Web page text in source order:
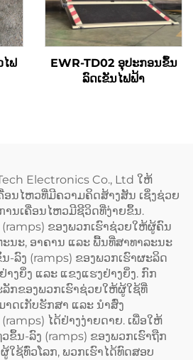
ໄຟ
EWR-TD02 ອຸປະກອນຂຶ້ນ
ລົດເຂັນໄຟຟ້າ
Electronics Co., Ltd ໃຫ້
ອນໄຫວທີ່ມີຄວາມຄິດສ້າງສັນ ເຊິ່ງຊ່ວຍ
ນເຄື່ອນໄຫວມີຊີວິດທີ່ງ່າຍຂຶ້ນ.
ຂອງພວກເຮົາຊ່ວຍໃຫ້ຜູ້ຄົນ
ນະ, ອາຄານ ແລະ ພື້ນທີ່ສາທາລະນະ
-ລົງ (ramps) ຂອງພວກເຮົາຜະລິດ
າງຍິ່ງ ແລະ ແຂງແຮງຢ່າງຍິ່ງ. ກົກ
ລັກຂອງພວກເຮົາຊ່ວຍໃຫ້ຜູ້ໃຊ້ທີ່
າດເກັບຮັກສາ ແລະ ນຳສົ່ງ
ໄດ້ຢ່າງງ່າຍດາຍ. ເພື່ອໃຫ້
ຂຶ້ນ-ລົງ (ramps) ຂອງພວກເຮົາຖືກ
ໃຊ້ທົ່ວໂລກ, ພວກເຮົາໄດ້ທົດສອບ